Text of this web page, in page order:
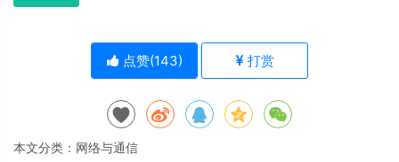
点赞(143) 打赏
本文分类： 网络与通信